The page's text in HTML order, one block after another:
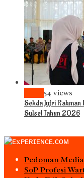
54 views
Sekda Jufri
Sulsel Tahun 2026
Pedoman
S0P Profesi